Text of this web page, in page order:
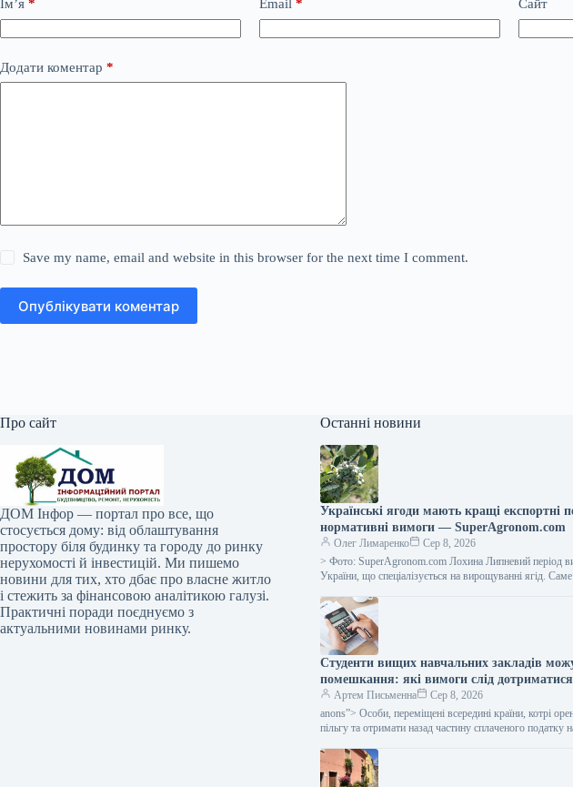
Ім’я * Email * Сайт
Додати коментар *
Save my name, email and website in this browser for the next time I comment.
Опублікувати коментар
Про сайт
ДОМ Інфор — портал про все, що
стосується дому: від облаштування
простору біля будинку та городу до ринку
нерухомості й інвестицій. Ми пишемо
новини для тих, хто дбає про власне житло
і стежить за фінансовою аналітикою галузі.
Практичні поради поєднуємо з
актуальними новинами ринку.
Останні новини
Українські ягоди мають кращі експортні
нормативні вимоги — SuperAgronom.com
Олег Лимаренко
Сер 8, 2026
> Фото: SuperAgronom.com Лохина Липневий період
України, що спеціалізується на вирощуванні ягід.
Студенти вищих навчальних закладів
помешкання: які вимоги слід
Артем Письменна
Сер 8, 2026
anons”> Особи, переміщені всередині країни, котрі
пільгу та отримати назад частину сплаченого податку